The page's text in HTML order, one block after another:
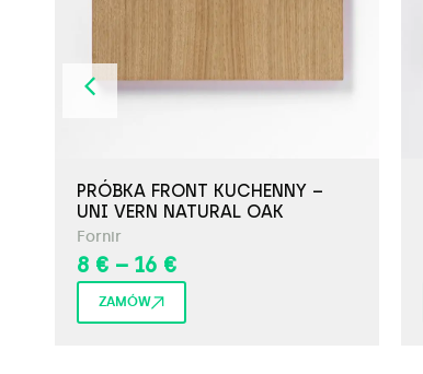
PRÓBKA FRONT KUCHENNY –
UNI VERN NATURAL OAK
Fornir
8 € – 16 €
ZAMÓW